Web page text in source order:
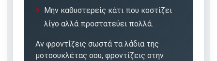
Μην καθυστερείς κάτι που κοστίζει
λίγο αλλά προστατεύει πολλά.
Αν φροντίζεις σωστά τα λάδια της
μοτοσυκλέτας σου, φροντίζεις στην